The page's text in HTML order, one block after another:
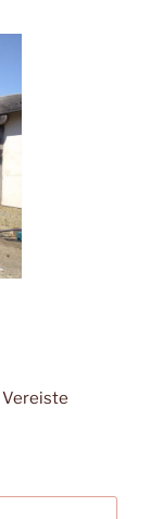
Vereiste